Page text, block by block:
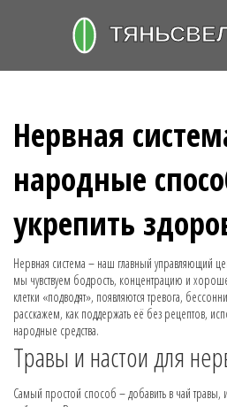
Нервная
народные
укрепить
Нервная система – наш главный управляющий
мы чувствуем бодрость, концентрацию и
клетки «подводят», появляются тревога,
расскажем, как поддержать её без рецептов,
народные средства.
Травы и настои для
Самый простой способ – добавить в чай травы,